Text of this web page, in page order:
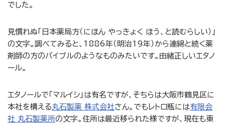
でした。
見慣れぬ「日本薬局方（にほん やっきょく ほう、と読むらしい）」
の文字。調べてみると、1886年（明治19年）から連綿と続く薬
剤師の方のバイブルのようなものみたいです。由緒正しいエタノ
ール。
エタノールで「マルイシ」は有名ですが、そちらは大阪市鶴見区に
本社を構える丸石製薬 株式会社さん。でもレトロ瓶には有限会
社 丸石製薬所の文字。住所は最近移られた様ですが、現在も東